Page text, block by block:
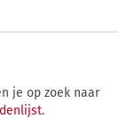
je op zoek naar
.